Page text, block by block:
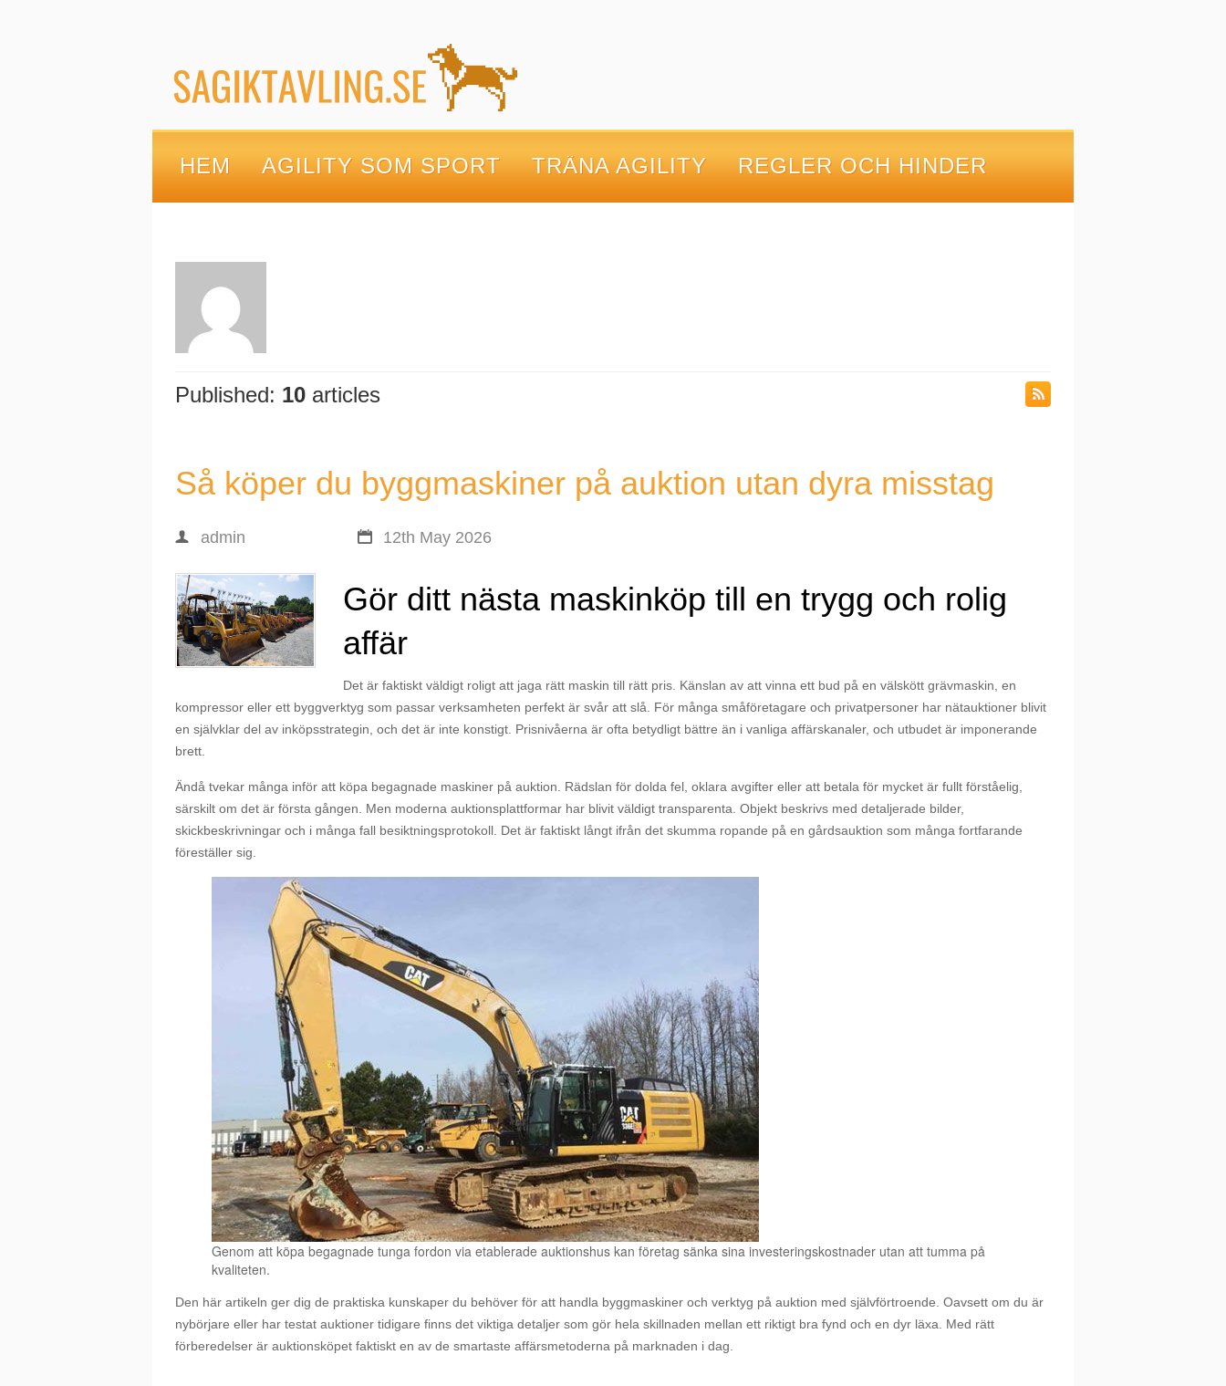
HEM AGILITY SOM SPORT TRÄNA AGILITY
REGLER OCH HINDER
KONTAKTA OSS
Published: 10 articles
Så köper du byggmaskiner på auktion utan dyra misstag
admin 12th May 2026
Gör ditt nästa maskinköp till en trygg och rolig
affär
Det är faktiskt väldigt roligt att jaga rätt maskin till rätt pris. Känslan av att vinna ett bud på en välskött grävmaskin, en
kompressor eller ett byggverktyg som passar verksamheten perfekt är svår att slå. För många småföretagare och privatpersoner har nätauktioner blivit
en självklar del av inköpsstrategin, och det är inte konstigt. Prisnivåerna är ofta betydligt bättre än i vanliga affärskanaler, och utbudet är imponerande
brett.
Ändå tvekar många inför att köpa begagnade maskiner på auktion. Rädslan för dolda fel, oklara avgifter eller att betala för mycket är fullt förståelig,
särskilt om det är första gången. Men moderna auktionsplattformar har blivit väldigt transparenta. Objekt beskrivs med detaljerade bilder,
skickbeskrivningar och i många fall besiktningsprotokoll. Det är faktiskt långt ifrån det skumma ropande på en gårdsauktion som många fortfarande
föreställer sig.
Genom att köpa begagnade tunga fordon via etablerade auktionshus kan företag sänka sina investeringskostnader utan att tumma på
kvaliteten.
Den här artikeln ger dig de praktiska kunskaper du behöver för att handla byggmaskiner och verktyg på auktion med självförtroende. Oavsett om du är
nybörjare eller har testat auktioner tidigare finns det viktiga detaljer som gör hela skillnaden mellan ett riktigt bra fynd och en dyr läxa. Med rätt
förberedelser är auktionsköpet faktiskt en av de smartaste affärsmetoderna på marknaden i dag.